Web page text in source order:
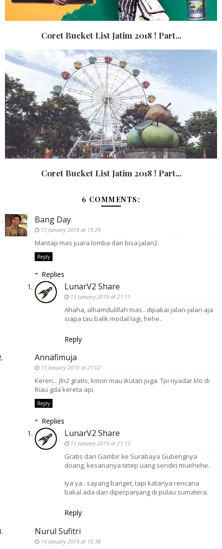
Coret Bucket List Jatim 2018 ! Part...
Coret Bucket List Jatim 2018 ! Part...
6 COMMENTS:
Bang Day
13 January 2019 at 19:29
Mantap mas juara lomba dan bisa jalan2.
Reply
Replies
LunarV2 Share
13 January 2019 at 21:11
Ahaha, alhamdulillah mas.. dipakai jalan-jalan aja
siapa tau balik modal lagi, hehe..
Reply
Annafimuja
13 January 2019 at 21:02
Keren... Jln2 gratis, kmrin mau ikutan juga. Tpi nyadar klo di
Riau gda kereta api.
Reply
Replies
LunarV2 Share
13 January 2019 at 21:13
Gratis dari Gambir ke Surabaya Gubengnya
doang, kesananya tetep uang sendiri muehehe..
Iya ya.. sayang banget, tapi katanya rencana
bakal ada dan diperpanjang di pulau sumatera.
Reply
Nurul Sufitri
14 January 2019 at 10:38